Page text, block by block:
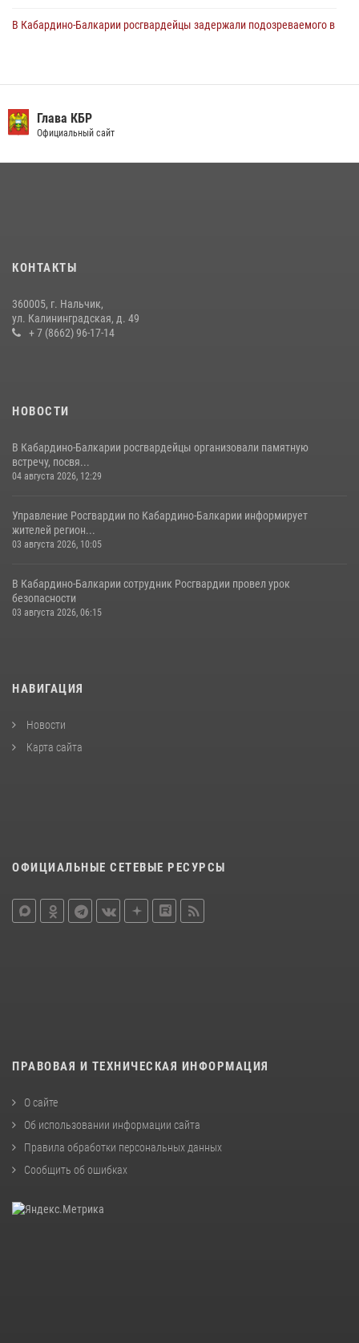
В Кабардино-Балкарии росгвардейцы задержали подозреваемого в
округе Росгвардии
09 июля 2026, 08:36
НАЧАЛЬНИК УПРАВЛЕНИЯ РОСГВАРДИИ ПО КАБАРДИНО-
БАЛКАРСКОЙ РЕСПУБЛИКЕ ПРОВЕДЕТ ПРИЕМ ГРАЖДАН
Глава КБР
Официальный сайт
КОНТАКТЫ
360005, г. Нальчик,
ул. Калининградская, д. 49
+ 7 (8662) 96-17-14
НОВОСТИ
В Кабардино-Балкарии росгвардейцы организовали памятную
встречу, посвя...
04 августа 2026, 12:29
Управление Росгвардии по Кабардино-Балкарии информирует
жителей регион...
03 августа 2026, 10:05
В Кабардино‑Балкарии сотрудник Росгвардии провел урок
безопасности
03 августа 2026, 06:15
НАВИГАЦИЯ
Новости
Карта сайта
ОФИЦИАЛЬНЫЕ СЕТЕВЫЕ РЕСУРСЫ
ПРАВОВАЯ И ТЕХНИЧЕСКАЯ ИНФОРМАЦИЯ
О сайте
Об использовании информации сайта
Правила обработки персональных данных
Сообщить об ошибках